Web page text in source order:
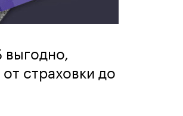
выгодно,
страховки до